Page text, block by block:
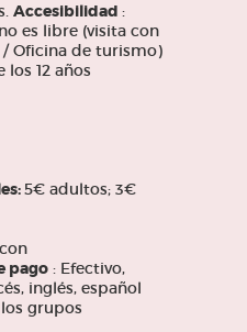
Accesibilidad :
es libre (visita con
Oficina de turismo)
12 años
5€ adultos; 3€
pago : Efectivo,
inglés, español
grupos